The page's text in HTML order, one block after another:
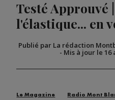
Testé Approuvé
l'élastique... en
Publié par La rédaction
- Mis à jour le 16
Le Magazine Radio Mont